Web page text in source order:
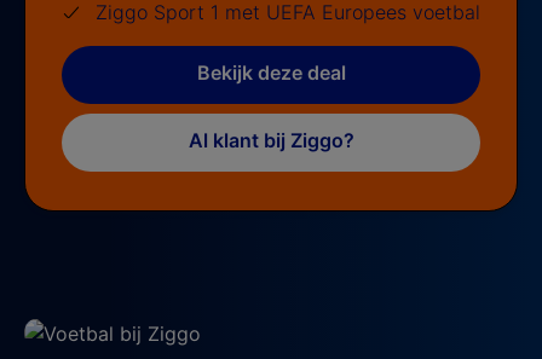
Ziggo Sport 1 met UEFA Europees voetbal
Bekijk deze deal
Al klant bij Ziggo?